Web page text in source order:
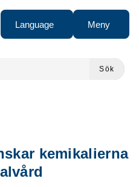
Language Meny
Sök
kemikalierna